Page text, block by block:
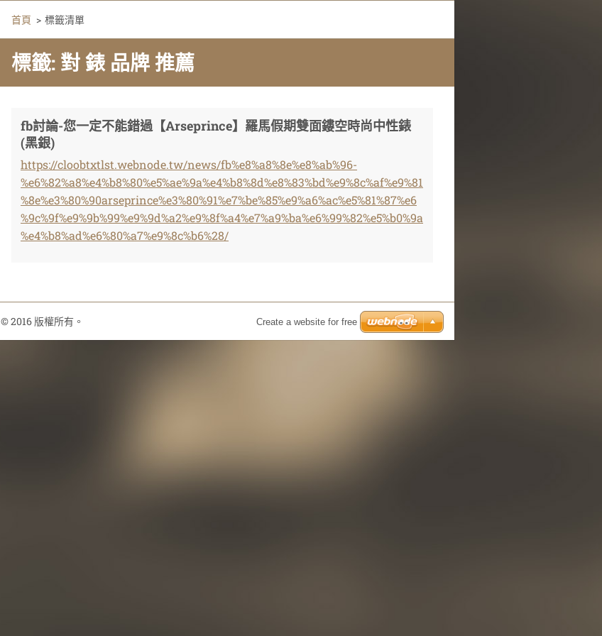
首頁 > 標籤清單
標籤: 對 錶 品牌 推薦
fb討論-您一定不能錯過【Arseprince】羅馬假期雙面鏤空時尚中性錶
(黑銀)
https://cloobtxtlst.webnode.tw/news/fb%e8%a8%8e%e8%ab%96-
%e6%82%a8%e4%b8%80%e5%ae%9a%e4%b8%8d%e8%83%bd%e9%8c%af%e9%81
%8e%e3%80%90arseprince%e3%80%91%e7%be%85%e9%a6%ac%e5%81%87%e6
%9c%9f%e9%9b%99%e9%9d%a2%e9%8f%a4%e7%a9%ba%e6%99%82%e5%b0%9a
%e4%b8%ad%e6%80%a7%e9%8c%b6%28/
© 2016 版權所有。 Create a website for free